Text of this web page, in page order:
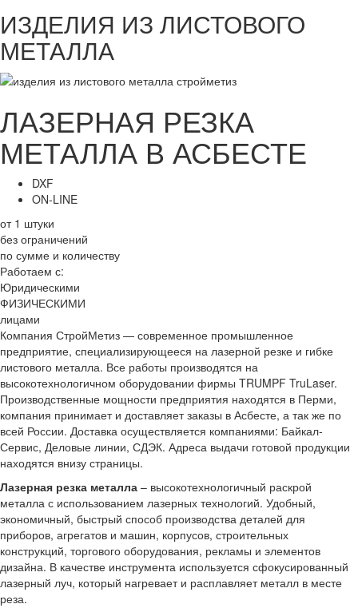
ИЗДЕЛИЯ ИЗ ЛИСТОВОГО
МЕТАЛЛА
ЛАЗЕРНАЯ РЕЗКА
МЕТАЛЛА В АСБЕСТЕ
DXF
ON-LINE
от 1 штуки
без ограничений
по сумме и количеству
Работаем с:
Юридическими
ФИЗИЧЕСКИМИ
лицами
Компания СтройМетиз — современное промышленное
предприятие, специализирующееся на лазерной резке и гибке
листового металла. Все работы производятся на
высокотехнологичном оборудовании фирмы TRUMPF TruLaser.
Производственные мощности предприятия находятся в Перми,
компания принимает и доставляет заказы в Асбесте, а так же по
всей России. Доставка осуществляется компаниями: Байкал-
Сервис, Деловые линии, СДЭК. Адреса выдачи готовой продукции
находятся внизу страницы.
Лазерная резка металла – высокотехнологичный раскрой
металла с использованием лазерных технологий. Удобный,
экономичный, быстрый способ производства деталей для
приборов, агрегатов и машин, корпусов, строительных
конструкций, торгового оборудования, рекламы и элементов
дизайна. В качестве инструмента используется сфокусированный
лазерный луч, который нагревает и расплавляет металл в месте
реза.